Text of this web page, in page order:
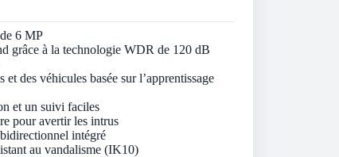
6 MP
grâce à la technologie WDR de 120 dB
des véhicules basée sur l’apprentissage
et un suivi faciles
pour avertir les intrus
intégré
au vandalisme (IK10)